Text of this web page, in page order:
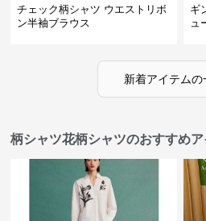
チェック柄シャツ ウエストリボ
ン半袖ブラウス
ギ
ュ
新着アイテムの
柄シャツ花柄シャツのおすすめア